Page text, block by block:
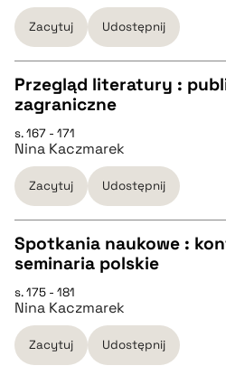
pobierz cytat
BIBTEX
pobierz cytat
Zacytuj Udostępnij
CZYSTY TEKST
pobierz cytat
BIBTEX
pobierz cytat
Przegląd literatury :
zagraniczne
s. 167 - 171
Nina Kaczmarek
Zacytuj Udostępnij
CZYSTY TEKST
pobierz cytat
Spotkania naukowe :
seminaria polskie
s. 175 - 181
Nina Kaczmarek
Zacytuj Udostępnij